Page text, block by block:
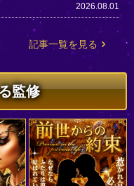
2026.08.01
記事一覧を見る
監修